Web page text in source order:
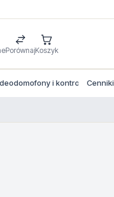
PorównajKoszyk
i kontrola dostepu
Cenniki